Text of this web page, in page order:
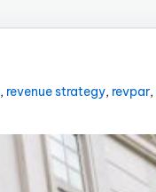
, revenue strategy, revpar,